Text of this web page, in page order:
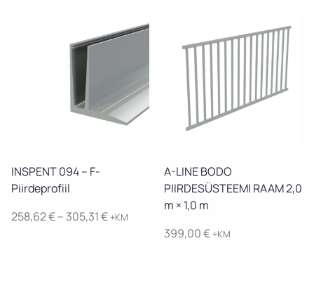
through
597,57 €
through
138,41 €
INSPENT 094 – F-
Piirdeprofiil
258,62€– 305,31€Price
+KM
A-LINE BODO
PIIRDESÜSTEEMI RAAM 2,0
m × 1,0 m
399,00€+KM